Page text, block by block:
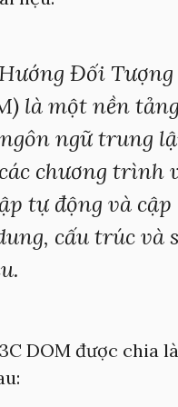
Đối
là một nền
ngữ trung
chương trình
tự động và cập
cấu trúc và
DOM được chia